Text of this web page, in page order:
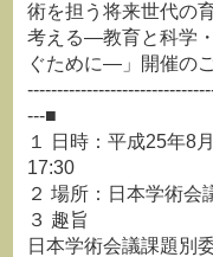
術を担う将来世代の
考える―教育と科学
ぐために―」開催の
---■
１ 日時：平成25年8
17:30
２ 場所：日本学術会
３ 趣旨
日本学術会議課題別